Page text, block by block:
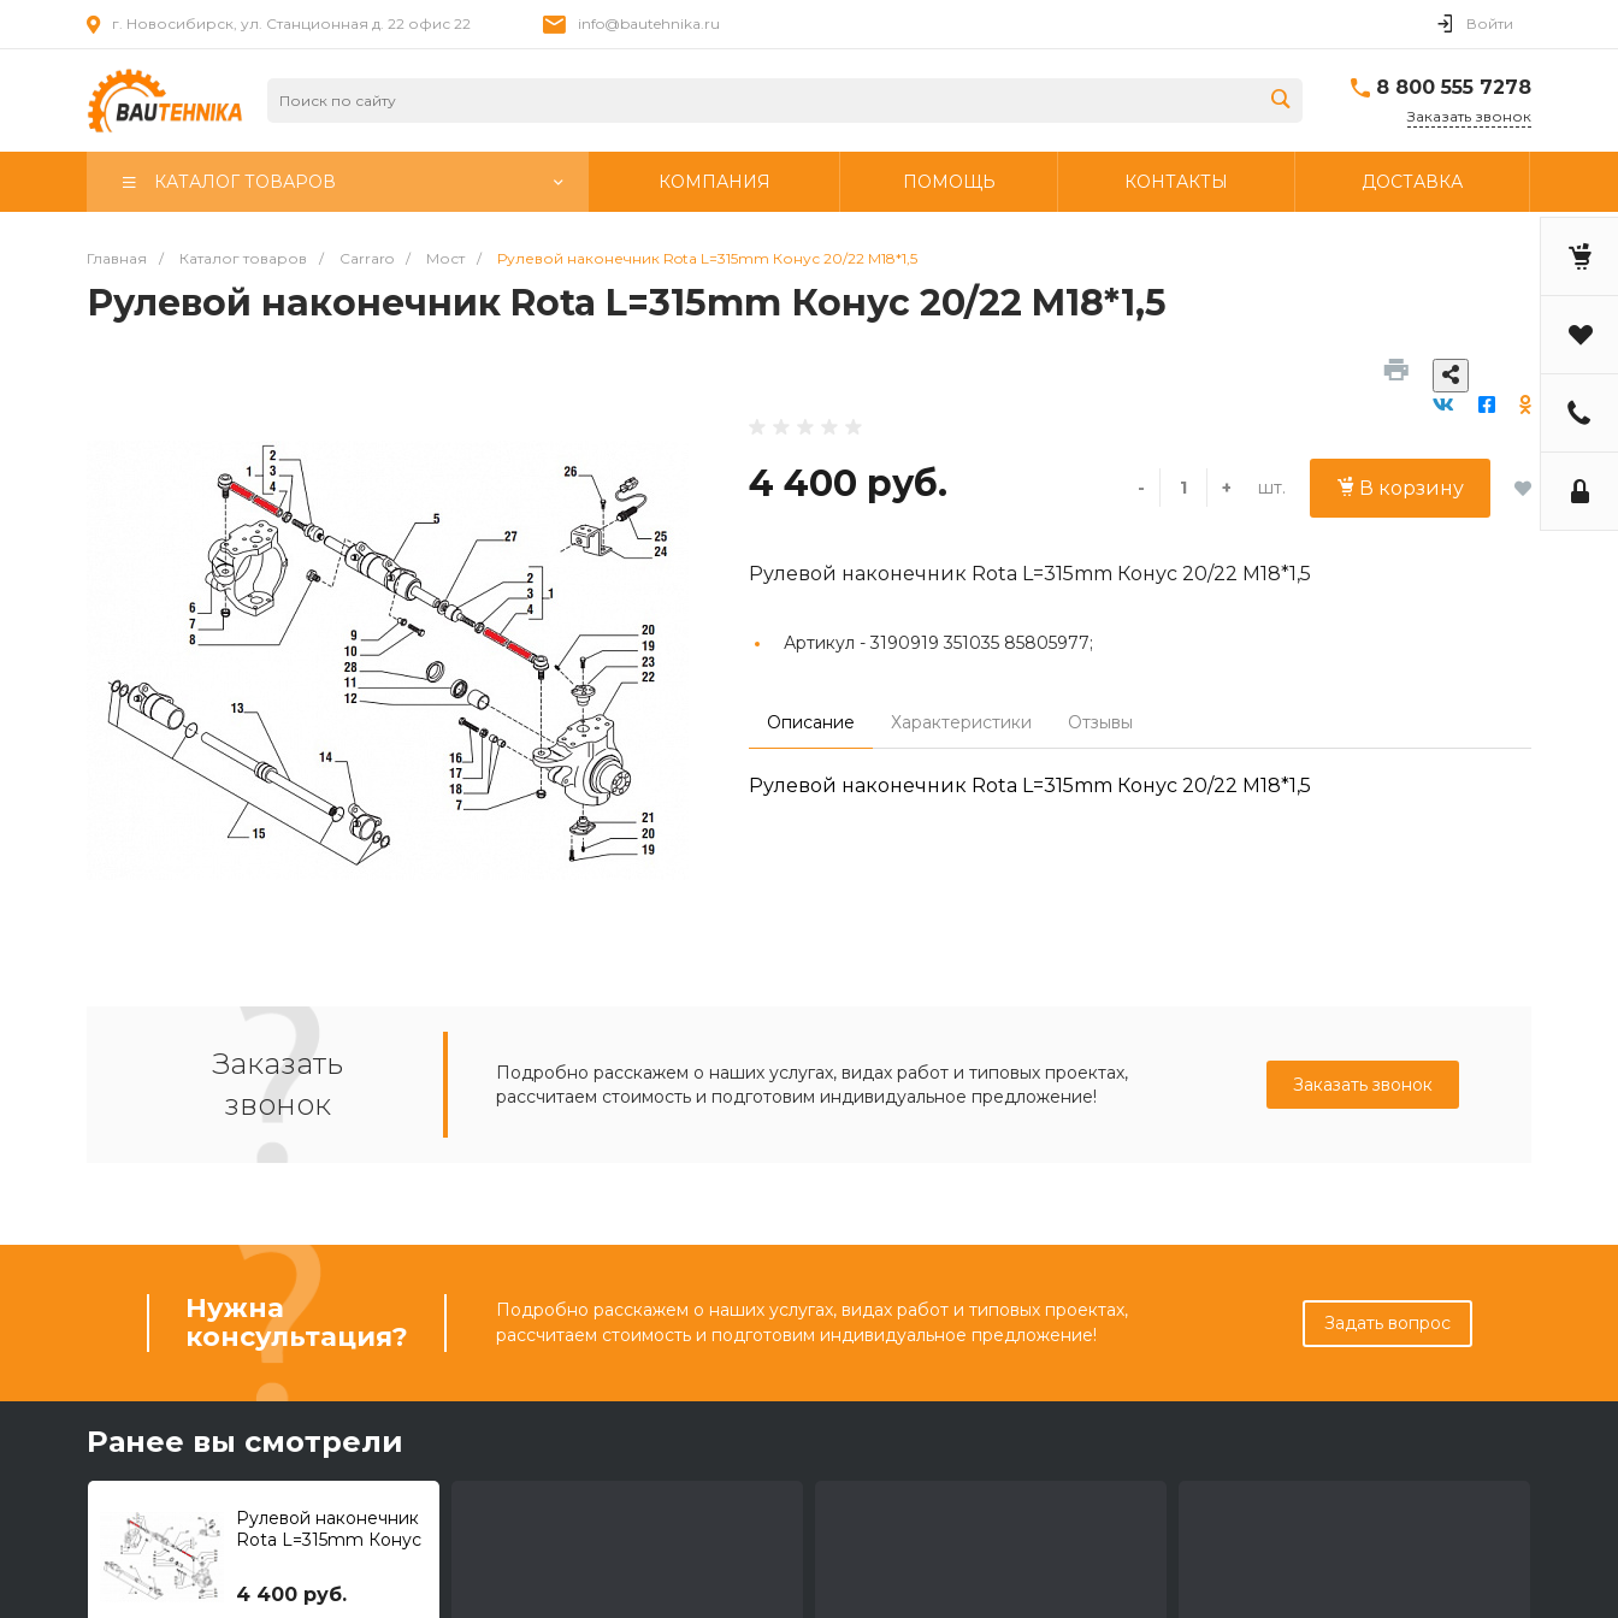
г. Новосибирск, ул. Станционная д. 22 офис 22 info@bautehnika.ru Войти
8 800 555 7278
Заказать звонок
КАТАЛОГ ТОВАРОВ КОМПАНИЯ ПОМОЩЬ КОНТАКТЫ ДОСТАВКА
Главная / Каталог товаров / Carraro / Мост / Рулевой наконечник Rota L=315mm Конус 20/22 M18*1,5
Рулевой наконечник Rota L=315mm Конус 20/22 M18*1,5
4 400 руб. - + шт. В корзину
Рулевой наконечник Rota L=315mm Конус 20/22 M18*1,5
Артикул - 3190919 351035 85805977;
Описание Характеристики Отзывы
Рулевой наконечник Rota L=315mm Конус 20/22 M18*1,5
Заказать
звонок
Подробно расскажем о наших услугах, видах работ и типовых проектах,
рассчитаем стоимость и подготовим индивидуальное предложение!
Заказать звонок
Нужна
консультация?
Подробно расскажем о наших услугах, видах работ и типовых проектах,
рассчитаем стоимость и подготовим индивидуальное предложение!
Задать вопрос
Ранее вы смотрели
Рулевой наконечник
Rota L=315mm Конус
4 400 руб.